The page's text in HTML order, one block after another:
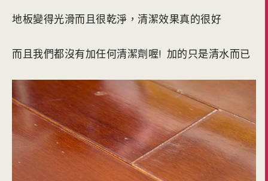
地板變得光滑而且很乾淨，清潔效果真的很好
而且我們都沒有加任何清潔劑喔! 加的只是清水而已